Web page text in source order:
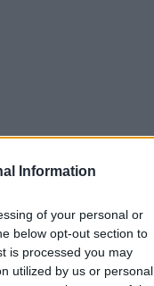
Information
of your personal or
below opt-out section to
is processed you may
utilized by us or personal